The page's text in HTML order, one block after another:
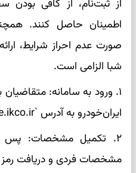
از ثبت‌نام، از کافی بودن
اطمینان حاصل کنند.
صورت عدم احراز شرایط،
شبا الزامی است.
۱. ورود به سامانه: متقاضیان
ایران‌خودرو به آدرس `https://esale.ikco.ir` مراجعه کنند.
۲. تکمیل مشخصات: پس
مشخصات فردی و دریافت رمز